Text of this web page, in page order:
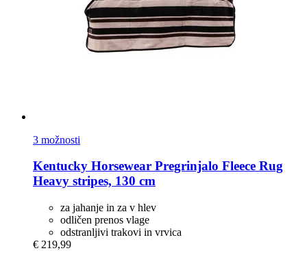
3 možnosti
Kentucky Horsewear Pregrinjalo Fleece Rug
Heavy stripes, 130 cm
za jahanje in za v hlev
odličen prenos vlage
odstranljivi trakovi in ​​vrvica
€ 219,99